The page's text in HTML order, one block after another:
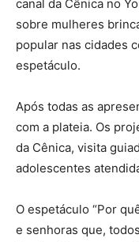
canal da Cênica no
sobre mulheres
popular nas cidades
espetáculo.
Após todas as
com a plateia. Os
da Cênica, visita
adolescentes
O espetáculo “Por
e senhoras que,